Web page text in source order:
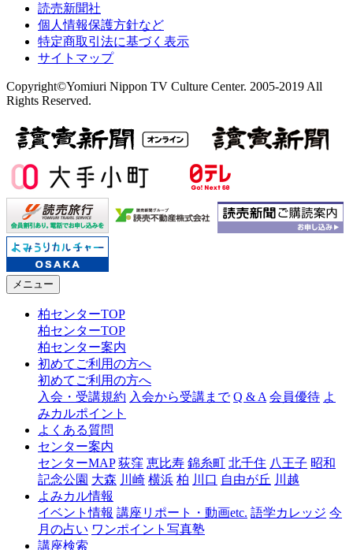
読売新聞社
個人情報保護方針など
特定商取引法に基づく表示
サイトマップ
Copyright©Yomiuri Nippon TV Culture Center. 2005-2019 All
Rights Reserved.
メニュー
柏センターTOP
柏センターTOP
柏センター案内
初めてご利用の方へ
初めてご利用の方へ
入会・受講規約 入会から受講まで Q & A 会員優待 よ
みカルポイント
よくある質問
センター案内
センターMAP 荻窪 恵比寿 錦糸町 北千住 八王子 昭和
記念公園 大森 川崎 横浜 柏 川口 自由が丘 川越
よみカル情報
イベント情報 講座リポート・動画etc. 語学カレッジ 今
月の占い ワンポイント写真塾
講座検索